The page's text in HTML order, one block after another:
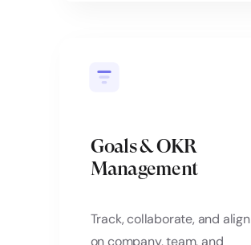
Goals & OKR
Management
Track, collaborate, and align
on company, team, and